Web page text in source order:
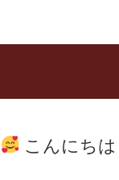
こんにちは